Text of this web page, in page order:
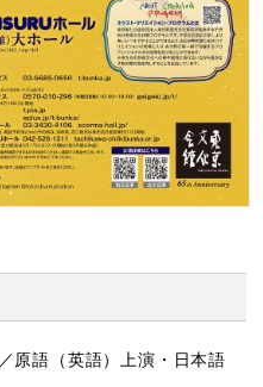
原語（英語）上演・日本語